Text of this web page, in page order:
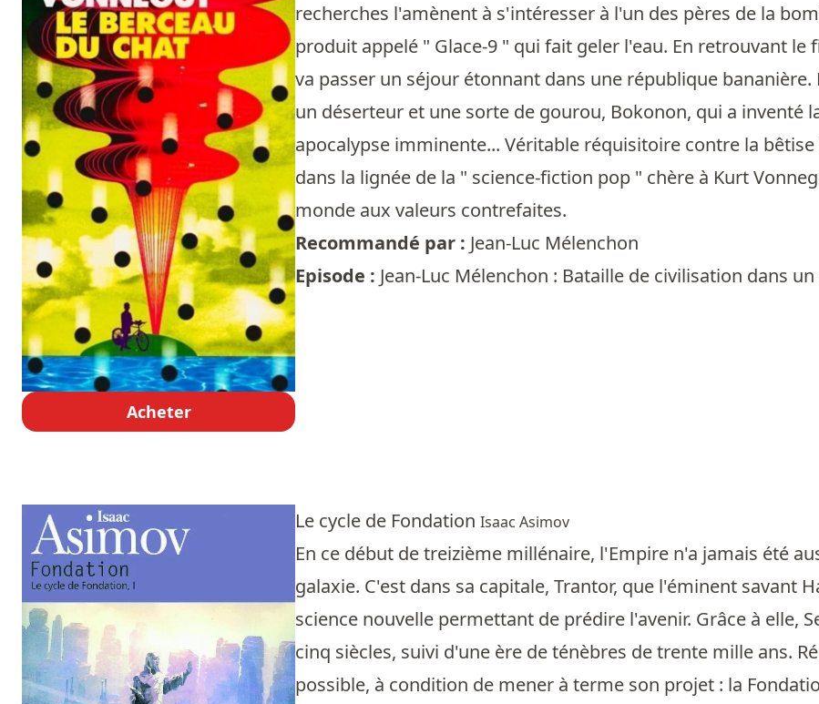
Acheter
recherches l'amènent à s'intéresser à l'un des pères de la
produit appelé " Glace-9 " qui fait geler l'eau. En retrouvant le
va passer un séjour étonnant dans une république
un déserteur et une sorte de gourou, Bokonon, qui a inventé
apocalypse imminente... Véritable réquisitoire contre la
dans la lignée de la " science-fiction pop " chère à Kurt
monde aux valeurs contrefaites.
Recommandé par : Jean-Luc Mélenchon
Episode : Jean-Luc Mélenchon : Bataille de civilisation dans
Le cycle de Fondation Isaac Asimov
En ce début de treizième millénaire, l'Empire n'a jamais été
galaxie. C'est dans sa capitale, Trantor, que l'éminent savant
science nouvelle permettant de prédire l'avenir. Grâce à elle,
cinq siècles, suivi d'une ère de ténèbres de trente mille ans.
possible, à condition de mener à terme son projet : la